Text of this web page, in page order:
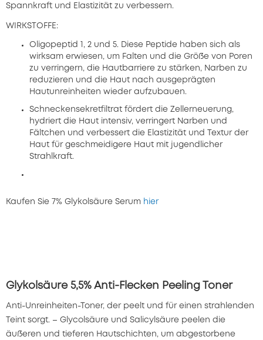
Spannkraft und Elastizität zu verbessern.
WIRKSTOFFE:
Oligopeptid 1, 2 und 5. Diese Peptide haben sich als
wirksam erwiesen, um Falten und die Größe von Poren
zu verringern, die Hautbarriere zu stärken, Narben zu
reduzieren und die Haut nach ausgeprägten
Hautunreinheiten wieder aufzubauen.
Schneckensekretfiltrat fördert die Zellerneuerung,
hydriert die Haut intensiv, verringert Narben und
Fältchen und verbessert die Elastizität und Textur der
Haut für geschmeidigere Haut mit jugendlicher
Strahlkraft.
Kaufen Sie 7% Glykolsäure Serum hier
Glykolsäure 5,5% Anti-Flecken Peeling Toner
Anti-Unreinheiten-Toner, der peelt und für einen strahlenden
Teint sorgt. – Glycolsäure und Salicylsäure peelen die
äußeren und tieferen Hautschichten, um abgestorbene